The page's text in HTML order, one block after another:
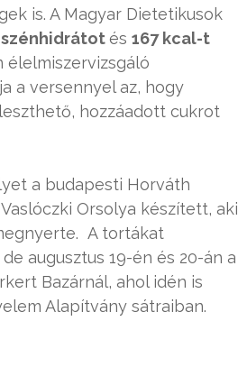
is. A Magyar Dietetikusok
szénhidrátotés 167 kcal-t
élelmiszervizsgáló
a versennyel az, hogy
hozzáadott cukrot
a budapesti Horváth
Orsolya készített, aki
A tortákat
augusztus 19-én és 20-án a
Bazárnál, ahol idén is
Alapítvány sátraiban.